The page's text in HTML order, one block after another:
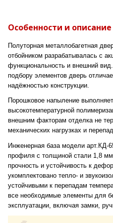
Особенности и
Полуторная металлобагетная
отбойником разрабатывалась с
функциональность и внешний
подбору элементов дверь
надёжностью конструкции.
Порошковое напыление
высокотемпературной
внешним факторам отделка не
механических нагрузках и
Инженерная база модели арт.КД-
профиля с толщиной стали 1,8
прочность и устойчивость к
укомплектовано тепло- и
устойчивыми к перепадам
все необходимые элементы для
эксплуатации, включая замки,